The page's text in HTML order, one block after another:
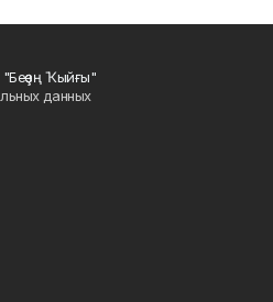
Ҡыйғы"
данных